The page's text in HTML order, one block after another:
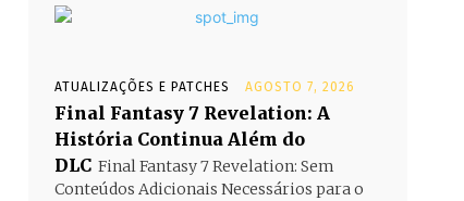
ATUALIZAÇÕES E PATCHES AGOSTO 7, 2026
Final Fantasy 7 Revelation: A
História Continua Além do
DLC Final Fantasy 7 Revelation: Sem
Conteúdos Adicionais Necessários para o